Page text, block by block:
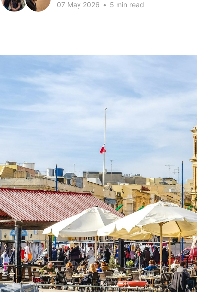
07 May 2026 • 5 min read